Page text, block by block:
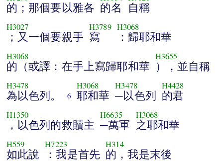
的；那個要以雅各 的名 自稱
H3027
；又一個要親手
H3789
寫
H3068
：歸耶和華
H3068
的（或譯：在手上寫歸耶和華
H3655
），並自稱
H3478
為以色列。 6
H3068
耶和華
H3478
─以色列
H4428
的君
H1350
，以色列的救贖主
H6635
─萬軍
H3068
之耶和華
H559
如此說
H7223
：我是首先
H314
的，我是末後